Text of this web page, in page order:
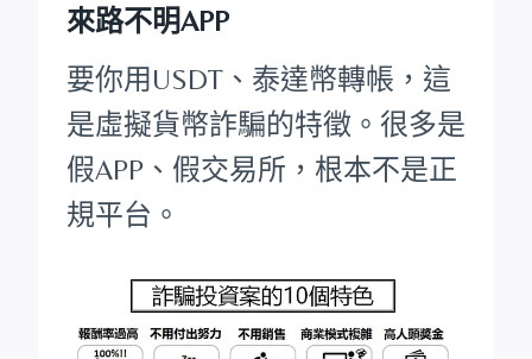
來路不明APP
要你用USDT、泰達幣轉帳，這
是虛擬貨幣詐騙的特徵。很多是
假APP、假交易所，根本不是正
規平台。